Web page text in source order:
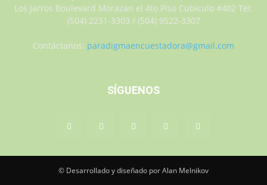
Los Jarros Boulevard Morazan el 4to Piso Cubiculo #402 Tel:
(504) 2231-3303 / (504) 9522-3307
Contáctanos: paradigmaencuestadora@gmail.com
SÍGUENOS
© Desarrollado y diseñado por Alan Melnikov